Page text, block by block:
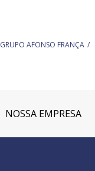
GRUPO AFONSO FRANÇA
NOSSA EMPRESA